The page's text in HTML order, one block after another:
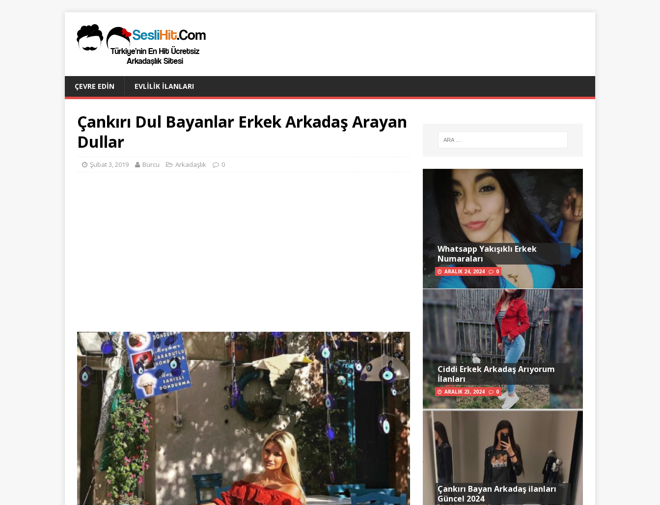
ÇEVRE EDIN EVLILIK İLANLARI
Çankırı Dul Bayanlar Erkek Arkadaş Arayan
Dullar
Şubat 3, 2019 Burcu Arkadaşlık 0
Whatsapp Yakışıklı Erkek
Numaraları
ARALIK 24, 2024 0
Ciddi Erkek Arkadaş Arıyorum
İlanları
ARALIK 23, 2024 0
Çankırı Bayan Arkadaş ilanları
Güncel 2024